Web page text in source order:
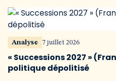
Analyse 7 juillet 2026
« Successions 2027 »
politique dépolitisé